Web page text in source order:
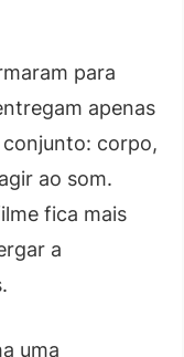
para
apenas
corpo,
ao som.
fica mais
a
uma